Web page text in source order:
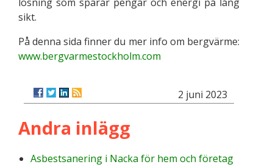
sikt.
På denna sida finner du mer info om bergvärme:
www.bergvarmestockholm.com
2 juni 2023
Andra inlägg
Asbestsanering i Nacka för hem och företag